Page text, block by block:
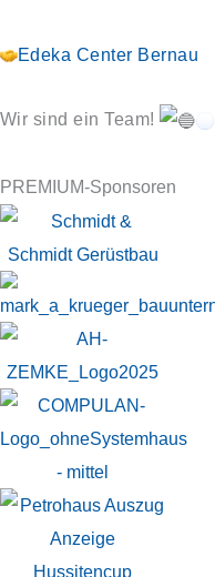
Edeka Center Bernau
Wir sind ein Team!
PREMIUM-Sponsoren